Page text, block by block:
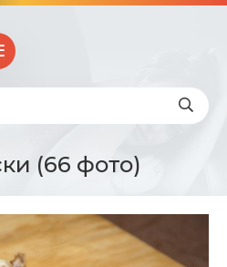
(66 фото)